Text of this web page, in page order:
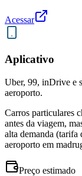
Acessar
Aplicativo
Uber, 99, inDrive e
aeroporto.
Carros particulares
antes da viagem,
alta demanda
aeroporto em
Preço estimado